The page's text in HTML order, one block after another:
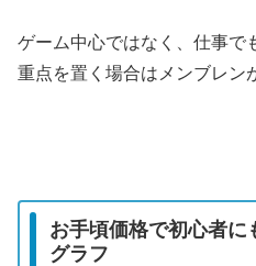
ゲーム中心ではなく、仕事で
重点を置く場合はメンブレン
お手頃価格で初心者に
グラフ